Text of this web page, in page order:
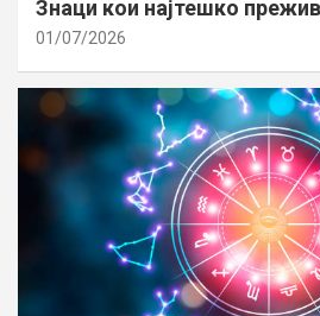
Знаци кои најтешко
01/07/2026